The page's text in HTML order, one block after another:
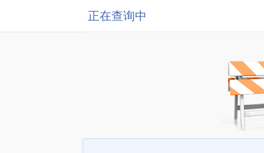
正在查询中